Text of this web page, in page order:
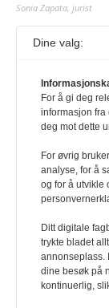
Sonia Zapata, jurist
117,8
1. august 2026
Ville ha tilsvart
denne må du ha
også egne
Redaksjonen
Dine valg:
For å gi deg
informasjon fra
deg mot dette
For øvrig
analyse, for å
og for å utvikle
Ditt digitale
trykte bladet
annonseplass.
dine besøk på
kontinuerlig,